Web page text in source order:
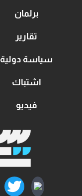
برلمان
تقارير
سياسة دولية
اشتباك
فيديو